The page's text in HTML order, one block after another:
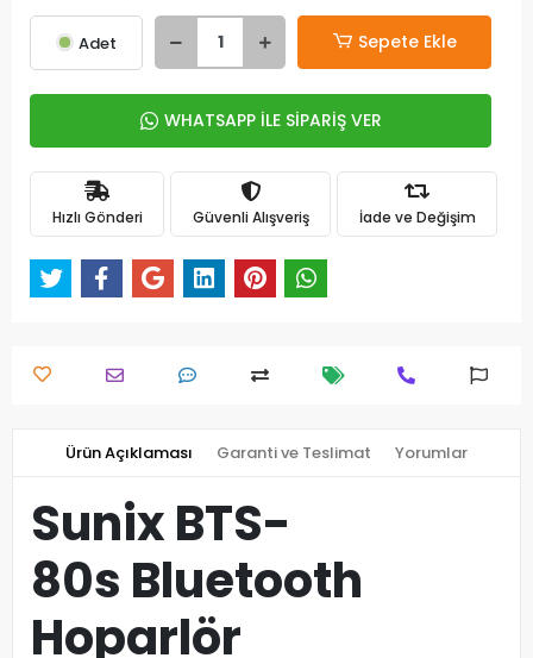
Adet Sepete Ekle
WHATSAPP İLE SİPARİŞ VER
Hızlı Gönderi Güvenli Alışveriş İade ve Değişim
Ürün Açıklaması Garanti ve Teslimat Yorumlar
Sunix BTS-
80s Bluetooth
Hoparlör